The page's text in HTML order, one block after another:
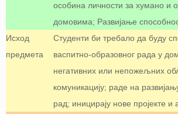
особина личности за хумано и
домовима; Развијање
Исход
предмета
Студенти би требало да буду
васпитно-образовног рада у
негативних или непожељних
комуникацију; раде на
рад; иницирају нове пројекте